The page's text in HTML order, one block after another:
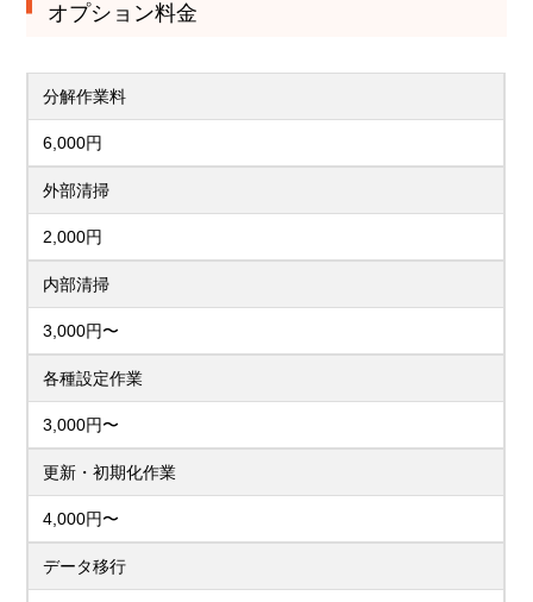
オプション料金
分解作業料
6,000円
外部清掃
2,000円
内部清掃
3,000円〜
各種設定作業
3,000円〜
更新・初期化作業
4,000円〜
データ移行